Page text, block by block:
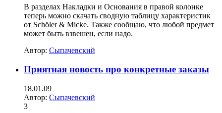
В разделах Накладки и Основания в правой колонке
теперь можно скачать сводную таблицу характеристик
от Schöler & Micke. Также сообщаю, что любой предмет
может быть взвешен, если надо.
Автор: Сыпачевский
Приятная новость про конкретные заказы
18.01.09
Автор: Сыпачевский
3